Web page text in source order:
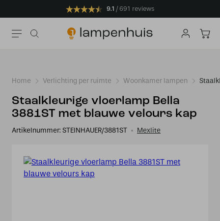
9.1 691 reviews
Home Verlichting per ruimte Woonkamer lampen
Staalkleurige vloerlamp Bella
3881ST met blauwe velours kap
Artikelnummer: STEINHAUER/3881ST Mexlite